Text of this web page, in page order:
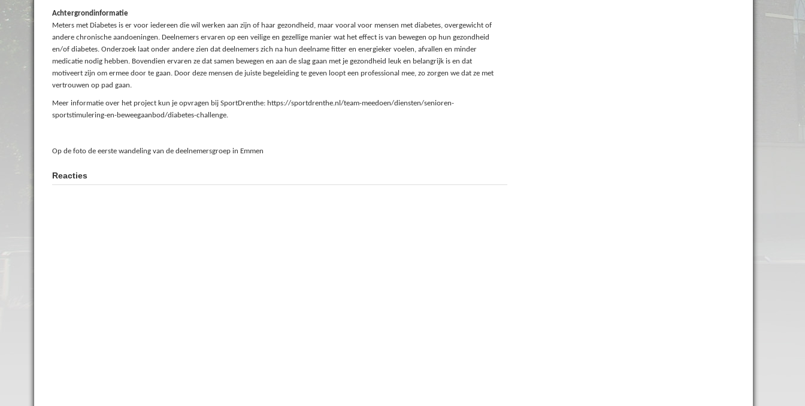
Achtergrondinformatie
Meters met Diabetes is er voor iedereen die wil werken aan zijn of haar gezondheid, maar vooral voor mensen met diabetes, overgewicht of
andere chronische aandoeningen. Deelnemers ervaren op een veilige en gezellige manier wat het effect is van bewegen op hun gezondheid
en/of diabetes. Onderzoek laat onder andere zien dat deelnemers zich na hun deelname fitter en energieker voelen, afvallen en minder
medicatie nodig hebben. Bovendien ervaren ze dat samen bewegen en aan de slag gaan met je gezondheid leuk en belangrijk is en dat
motiveert zijn om ermee door te gaan. Door deze mensen de juiste begeleiding te geven loopt een professional mee, zo zorgen we dat ze met
vertrouwen op pad gaan.
Meer informatie over het project kun je opvragen bij SportDrenthe: https://sportdrenthe.nl/team-meedoen/diensten/senioren-
sportstimulering-en-beweegaanbod/diabetes-challenge.
Op de foto de eerste wandeling van de deelnemersgroep in Emmen
Reacties